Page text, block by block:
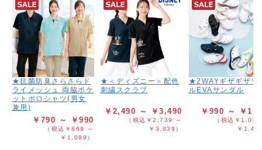
★抗菌防臭さらさらド
ライメッシュ 両脇ポケ
ットポロシャツ(男女
兼用)
￥790 ～ ￥990
（税込￥869 ～
￥1,089）
★＜ディズニー＞配色
刺繍スクラブ
￥2,490 ～ ￥3,490
（税込￥2,739 ～
￥3,839）
★2WAYギザギザソ
ルEVAサンダル
￥990 ～ ￥
（税込￥
￥